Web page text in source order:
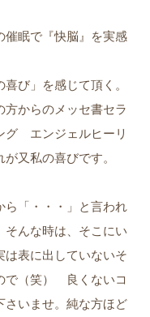
催眠で『快脳』を実感
び」を感じて頂く。
からのメッセ書セラ
グ エンジェルヒーリ
又私の喜びです。
「・・・」と言われ
そんな時は、そこにい
は表に出していないそ
で（笑） 良くないコ
さいませ。純な方ほど